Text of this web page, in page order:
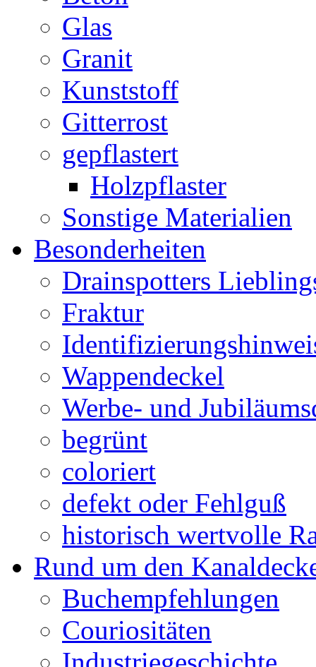
Glas
Granit
Kunststoff
Gitterrost
gepflastert
Holzpflaster
Sonstige Materialien
Besonderheiten
Drainspotters
Fraktur
Wappendeckel
Werbe- und
begrünt
coloriert
defekt oder Fehlguß
historisch wertvolle
Rund um den
Buchempfehlungen
Couriositäten